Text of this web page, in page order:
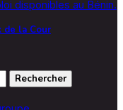
de la Cour